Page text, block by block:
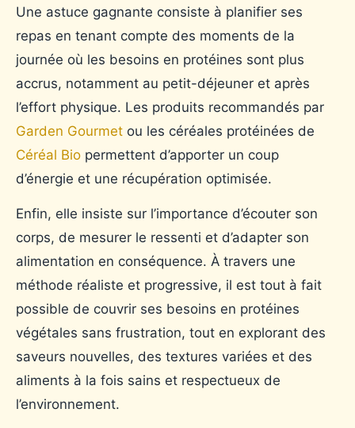
Une astuce gagnante consiste à planifier ses
repas en tenant compte des moments de la
journée où les besoins en protéines sont plus
accrus, notamment au petit-déjeuner et après
l’effort physique. Les produits recommandés par
Garden Gourmet ou les céréales protéinées de
Céréal Bio permettent d’apporter un coup
d’énergie et une récupération optimisée.
Enfin, elle insiste sur l’importance d’écouter son
corps, de mesurer le ressenti et d’adapter son
alimentation en conséquence. À travers une
méthode réaliste et progressive, il est tout à fait
possible de couvrir ses besoins en protéines
végétales sans frustration, tout en explorant des
saveurs nouvelles, des textures variées et des
aliments à la fois sains et respectueux de
l’environnement.